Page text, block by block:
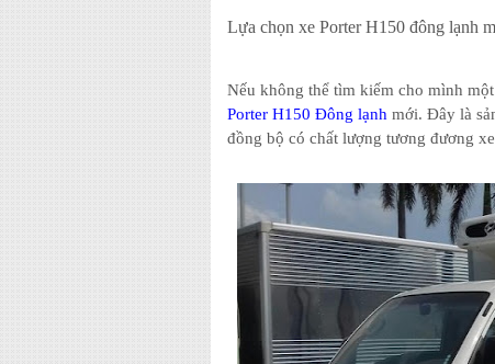
Lựa chọn xe Porter H150 đông lạnh
Nếu không thể tìm kiếm cho mình
Porter H150 Đông lạnh mới. Đây là
đồng bộ có chất lượng tương đương